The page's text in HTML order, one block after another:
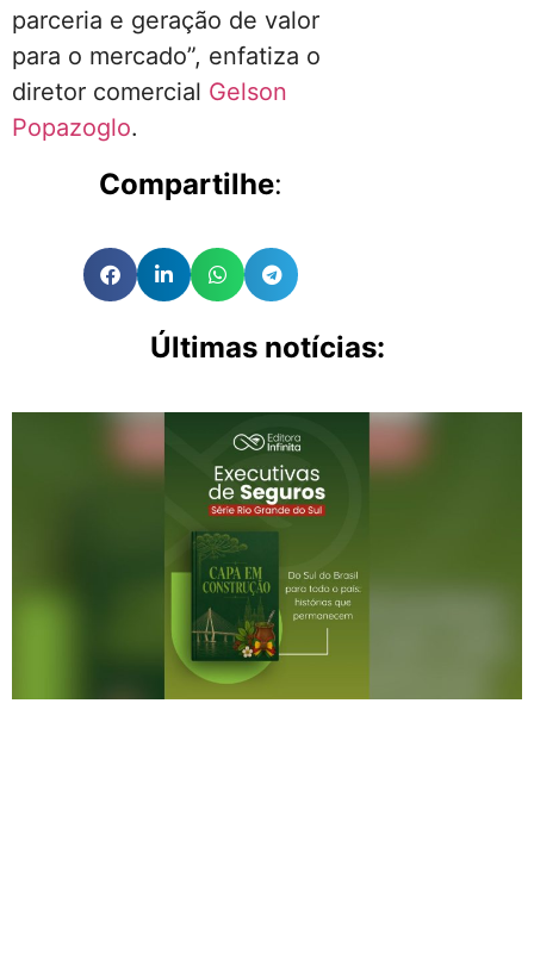
parceria e geração de valor
para o mercado”, enfatiza o
diretor comercial Gelson
Popazoglo.
Compartilhe:
Últimas notícias: